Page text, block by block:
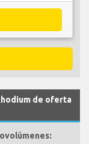
de oferta